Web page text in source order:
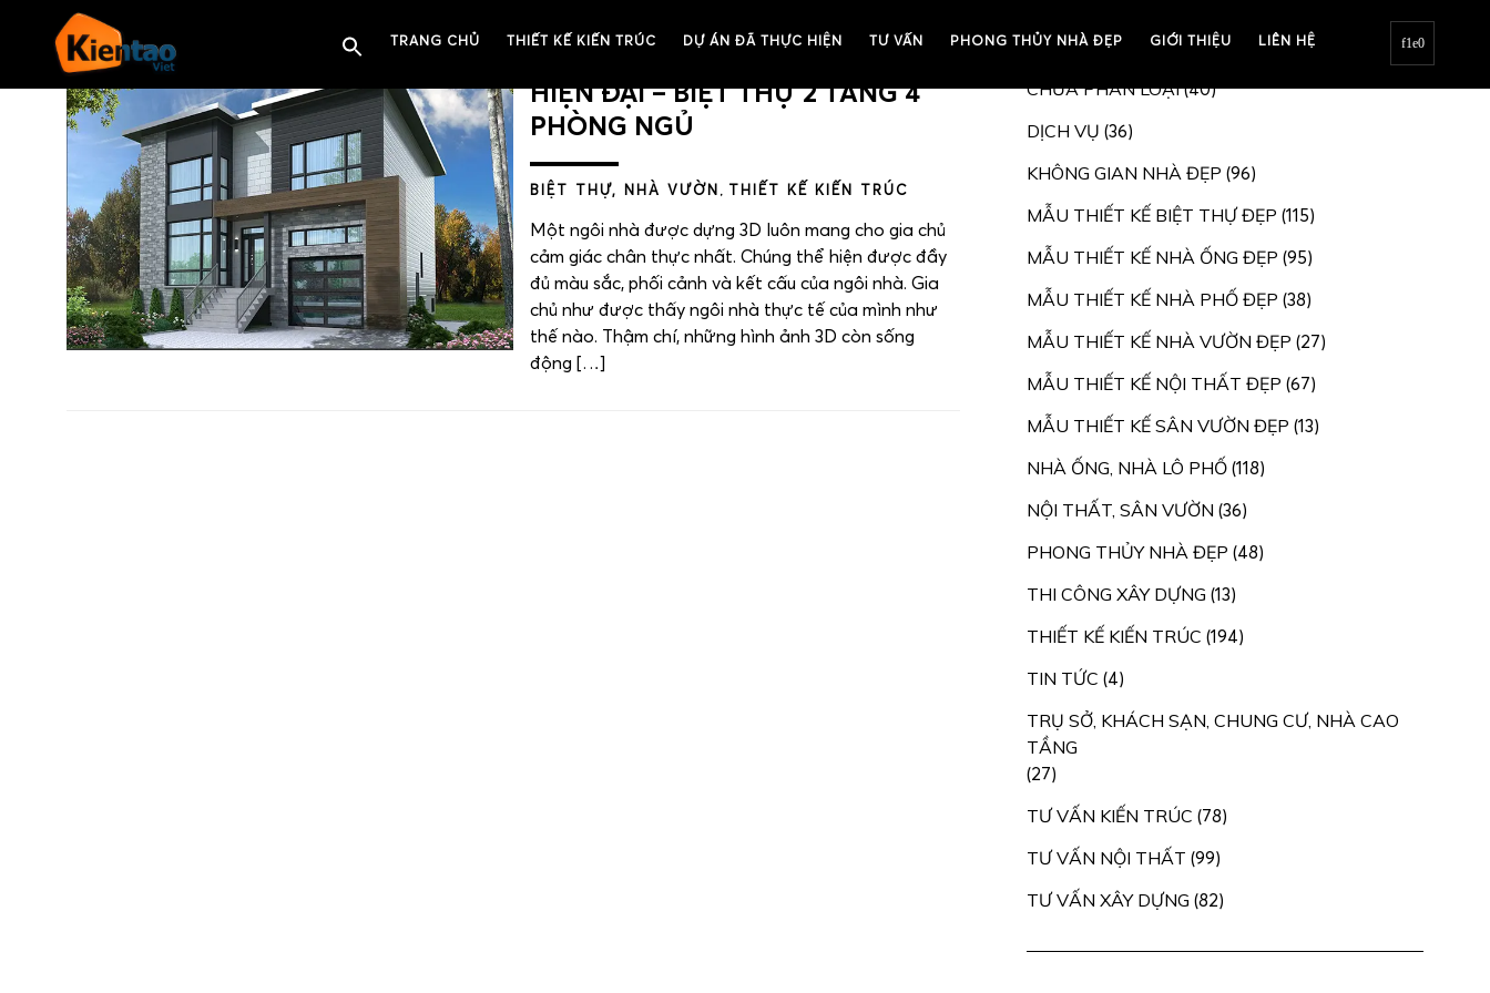
TRANG CHỦ THIẾT KẾ KIẾN TRÚC DỰ ÁN ĐÃ THỰC HIỆN TƯ VẤN PHONG THỦY NHÀ ĐẸP GIỚI THIỆU LIÊN HỆ
HIỆN ĐẠI – BIỆT THỰ 2 TẦNG 4
PHÒNG NGỦ
BIỆT THỰ, NHÀ VƯỜN , THIẾT KẾ KIẾN TRÚC
Một ngôi nhà được dựng 3D luôn mang cho gia chủ
cảm giác chân thực nhất. Chúng thể hiện được đầy
đủ màu sắc, phối cảnh và kết cấu của ngôi nhà. Gia
chủ như được thấy ngôi nhà thực tế của mình như
thế nào. Thậm chí, những hình ảnh 3D còn sống
động […]
BIỆT THỰ, NHÀ VƯỜN(207)
CHƯA PHÂN LOẠI(40)
DỊCH VỤ (36)
KHÔNG GIAN NHÀ ĐẸP (96)
MẪU THIẾT KẾ BIỆT THỰ ĐẸP (115)
MẪU THIẾT KẾ NHÀ ỐNG ĐẸP (95)
MẪU THIẾT KẾ NHÀ PHỐ ĐẸP (38)
MẪU THIẾT KẾ NHÀ VƯỜN ĐẸP (27)
MẪU THIẾT KẾ NỘI THẤT ĐẸP (67)
MẪU THIẾT KẾ SÂN VƯỜN ĐẸP (13)
NHÀ ỐNG, NHÀ LÔ PHỐ (118)
NỘI THẤT, SÂN VƯỜN (36)
PHONG THỦY NHÀ ĐẸP (48)
THI CÔNG XÂY DỰNG (13)
THIẾT KẾ KIẾN TRÚC (194)
TIN TỨC (4)
TRỤ SỞ, KHÁCH SẠN, CHUNG CƯ, NHÀ CAO
TẦNG
(27)
TƯ VẤN KIẾN TRÚC (78)
TƯ VẤN NỘI THẤT (99)
TƯ VẤN XÂY DỰNG (82)
Email: CSKH.KIENTAOVIET@GMAIL.COM